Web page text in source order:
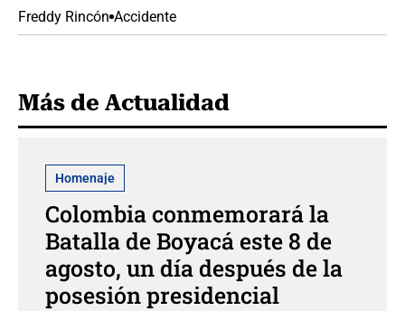
Freddy Rincón Accidente
Más de Actualidad
Homenaje
Colombia conmemorará la
Batalla de Boyacá este 8 de
agosto, un día después de la
posesión presidencial